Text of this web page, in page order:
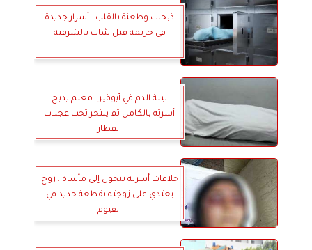
ذبحات وطعنة بالقلب.. أسرار جديدة
في جريمة قتل شاب بالشرقية
ليلة الدم في أبوقير.. معلم يذبح
أسرته بالكامل ثم ينتحر تحت عجلات
القطار
خلافات أسرية تتحول إلى مأساة.. زوج
يعتدي على زوجته بقطعة حديد في
الفيوم